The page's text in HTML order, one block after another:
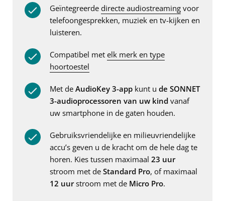
Geïntegreerde directe audiostreaming voor
telefoongesprekken, muziek en tv-kijken en
luisteren.
Compatibel met elk merk en type
hoortoestel
Met de AudioKey 3-app kunt u de SONNET
3-audioprocessoren van uw kind vanaf
uw smartphone in de gaten houden.
Gebruiksvriendelijke en milieuvriendelijke
accu’s geven u de kracht om de hele dag te
horen. Kies tussen maximaal 23 uur
stroom met de Standard Pro, of maximaal
12 uurstroom met de Micro Pro.